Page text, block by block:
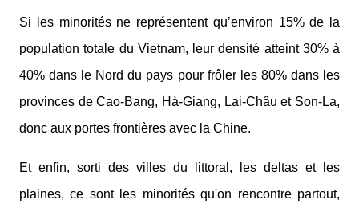
Si les minorités ne représentent qu’environ 15% de la
population totale du Vietnam, leur densité atteint 30% à
40% dans le Nord du pays pour frôler les 80% dans les
provinces de Cao-Bang, Hà-Giang, Lai-Châu et Son-La,
donc aux portes frontières avec la Chine.
Et enfin, sorti des villes du littoral, les deltas et les
plaines, ce sont les minorités qu'on rencontre partout,